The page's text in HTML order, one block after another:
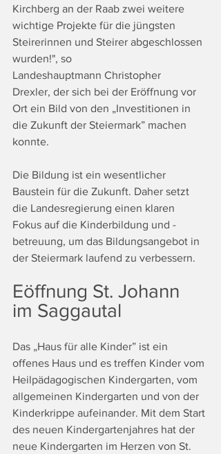
Kirchberg an der Raab zwei weitere
wichtige Projekte für die jüngsten
Steirerinnen und Steirer abgeschlossen
wurden!", so
Landeshauptmann Christopher
Drexler, der sich bei der Eröffnung vor
Ort ein Bild von den „Investitionen in
die Zukunft der Steiermark” machen
konnte.
Die Bildung ist ein wesentlicher
Baustein für die Zukunft. Daher setzt
die Landesregierung einen klaren
Fokus auf die Kinderbildung und -
betreuung, um das Bildungsangebot in
der Steiermark laufend zu verbessern.
Eöffnung St. Johann
im Saggautal
Das „Haus für alle Kinder” ist ein
offenes Haus und es treffen Kinder vom
Heilpädagogischen Kindergarten, vom
allgemeinen Kindergarten und von der
Kinderkrippe aufeinander. Mit dem Start
des neuen Kindergartenjahres hat der
neue Kindergarten im Herzen von St.